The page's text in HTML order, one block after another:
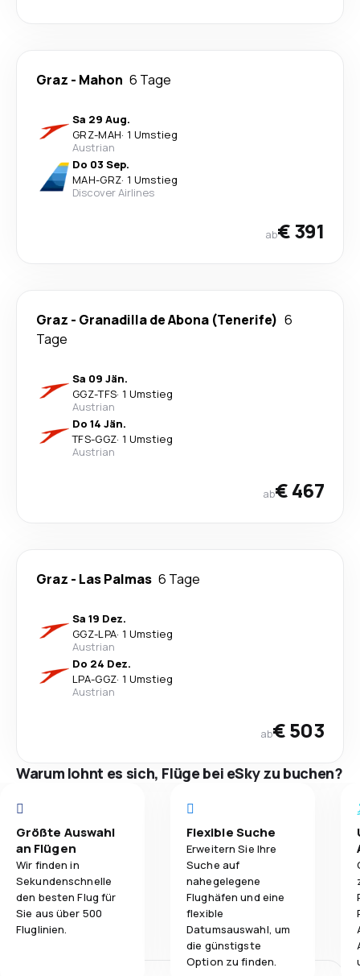
Graz - Mahon 6 Tage
Sa 29 Aug.
GRZ-MAH· 1 Umstieg
Austrian
Do 03 Sep.
MAH-GRZ· 1 Umstieg
Discover Airlines
ab€ 391
Graz - Granadilla de Abona (Tenerife) 6
Tage
Sa 09 Jän.
GGZ-TFS· 1 Umstieg
Austrian
Do 14 Jän.
TFS-GGZ· 1 Umstieg
Austrian
ab€ 467
Graz - Las Palmas 6 Tage
Sa 19 Dez.
GGZ-LPA· 1 Umstieg
Austrian
Do 24 Dez.
LPA-GGZ· 1 Umstieg
Austrian
ab€ 503
Warum lohnt es sich, Flüge bei eSky zu buchen?
Größte Auswahl
an Flügen
Wir finden in
Sekundenschnelle
den besten Flug für
Sie aus über 500
Fluglinien.
Flexible Suche
Erweitern Sie Ihre
Suche auf
nahegelegene
Flughäfen und eine
flexible
Datumsauswahl, um
die günstigste
Option zu finden.